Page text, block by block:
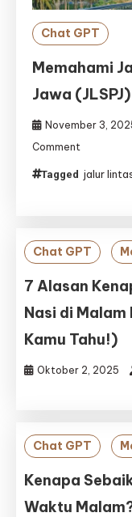
Chat GPT
Memahami
Jawa (JLSPJ)
November 3,
Comment
Jalur
Jawa
(JLSPJ)
Tagged jalur
Chat GPT
7 Alasan
Nasi di
Kamu Tahu!)
Oktober 2, 2025
Kenapa
Sebaiknya
Tidak
Nasi
Chat GPT
Kenapa
Waktu